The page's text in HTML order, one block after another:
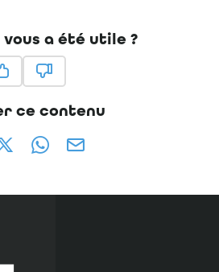
a été utile ?
ce contenu
sur Facebook (nouvelle
Partager sur X / Twitter
Partager sur WhatsApp
Partager par mail